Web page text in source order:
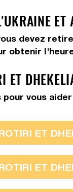
devez
obtenir
ET
vous
ET
ET